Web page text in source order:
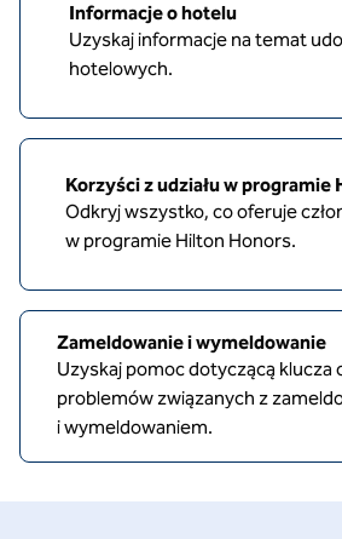
Informacje o hotelu
Uzyskaj informacje na temat
hotelowych.
Korzyści z udziału w programie
Odkryj wszystko, co oferuje
w programie Hilton Honors.
Zameldowanie i wymeldowanie
Uzyskaj pomoc dotyczącą klucza
problemów związanych z
i wymeldowaniem.